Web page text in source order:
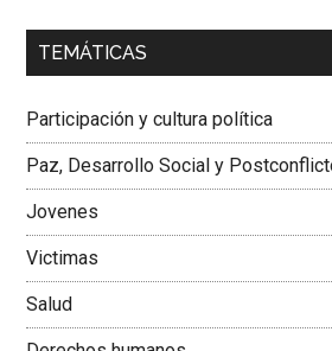
00:00
Dra. Carolina Corcho Mejía,
Colombiana
TEMÁTICAS
Participación y cultura política
Paz, Desarrollo Social y
Jovenes
Victimas
Salud